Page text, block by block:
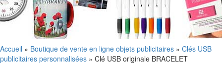
Accueil » Boutique de vente en ligne objets publicitaires » Clés USB
publicitaires personnalisées » Clé USB originale BRACELET